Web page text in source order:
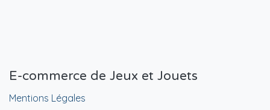
E-commerce de Jeux et Jouets
Mentions Légales